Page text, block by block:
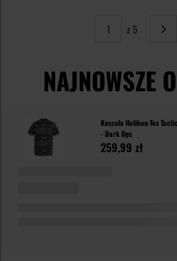
z 5
Strona
Następne
NAJNOWSZE
Koszula Helikon-Tex
- Dark Ops
259,99 zł